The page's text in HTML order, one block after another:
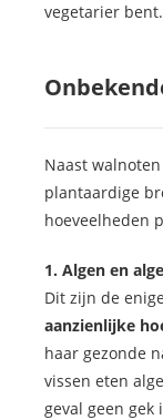
vegetarier bent.
Naast
plantaardige
hoeveelheden
1. Algen en
Dit zijn de
aanzienlijke
haar gezonde
vissen eten
geval geen gek